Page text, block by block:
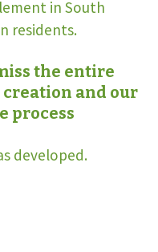
in South
residents.
the entire
and our
process
developed.